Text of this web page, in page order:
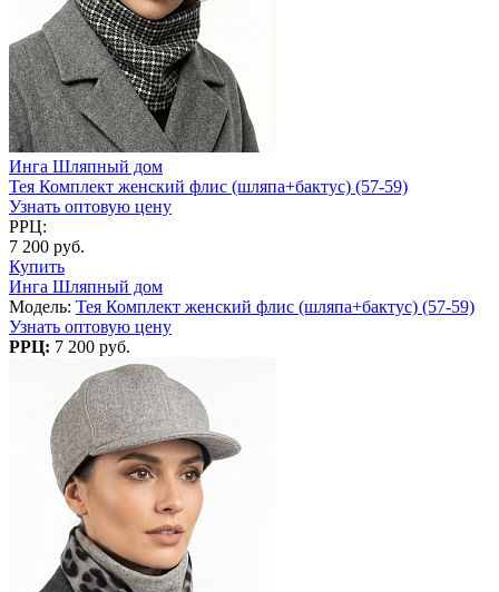
Инга Шляпный дом
Тея Комплект женский флис (шляпа+бактус) (57-59)
Узнать оптовую цену
РРЦ:
7 200 руб.
Купить
Инга Шляпный дом
Модель: Тея Комплект женский флис (шляпа+бактус) (57-59)
Узнать оптовую цену
РРЦ: 7 200 руб.